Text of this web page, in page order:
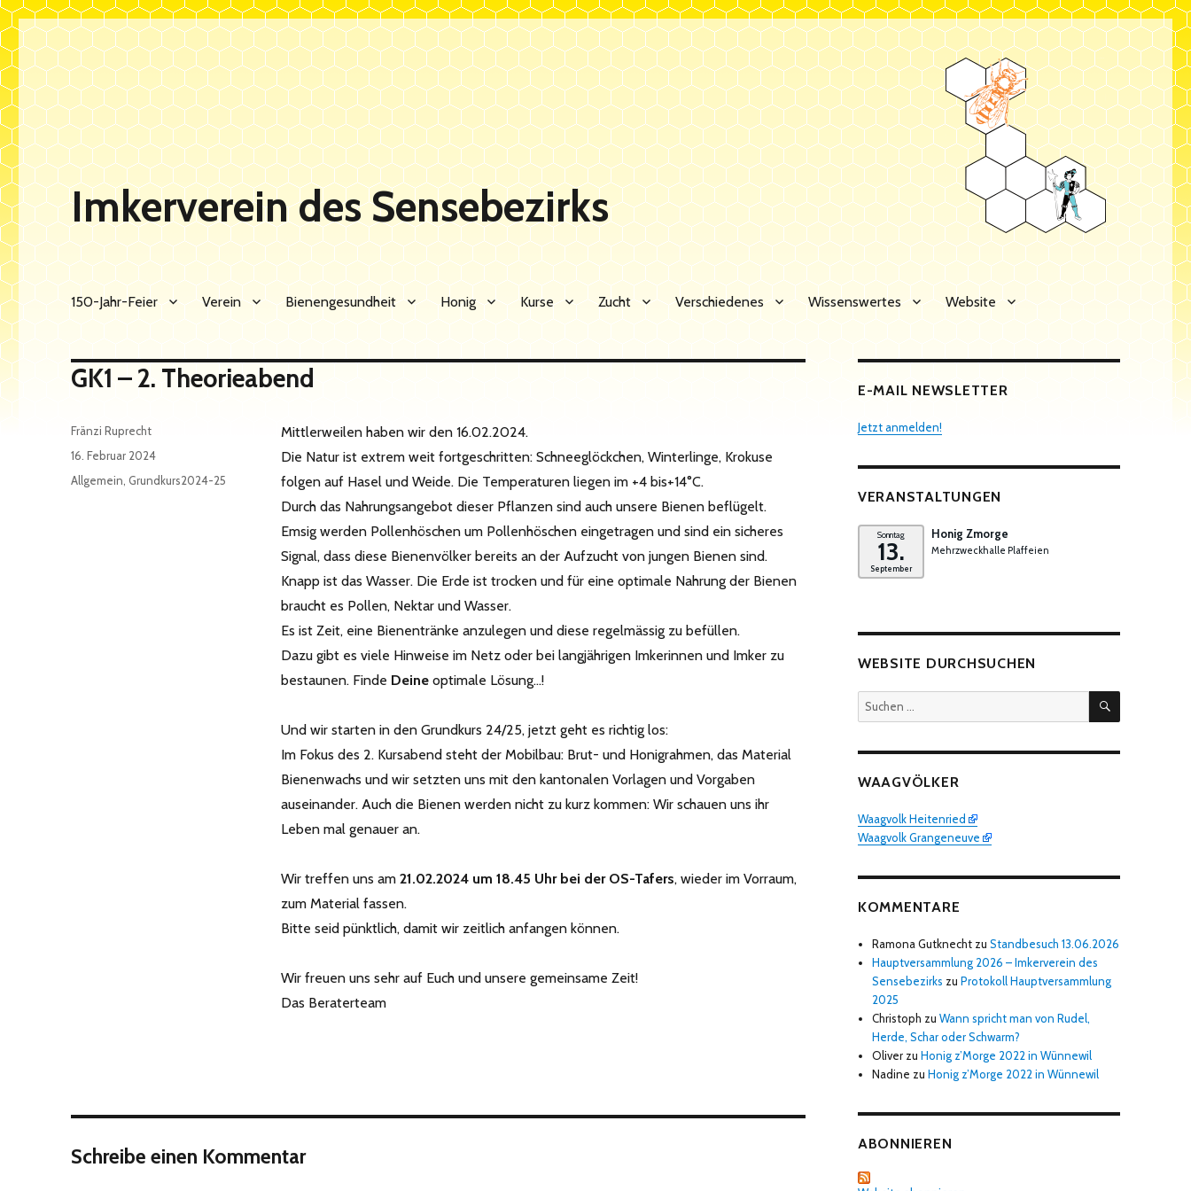
Imkerverein des Sensebezirks
150-Jahr-Feier Verein Bienengesundheit Honig Kurse Zucht Verschiedenes Wissenswertes Website
GK1 – 2. Theorieabend
Mittlerweilen haben wir den 16.02.2024.
Die Natur ist extrem weit fortgeschritten: Schneeglöckchen, Winterlinge, Krokuse
folgen auf Hasel und Weide. Die Temperaturen liegen im +4 bis+14°C.
Durch das Nahrungsangebot dieser Pflanzen sind auch unsere Bienen beflügelt.
Emsig werden Pollenhöschen um Pollenhöschen eingetragen und sind ein sicheres
Signal, dass diese Bienenvölker bereits an der Aufzucht von jungen Bienen sind.
Knapp ist das Wasser. Die Erde ist trocken und für eine optimale Nahrung der Bienen
braucht es Pollen, Nektar und Wasser.
Es ist Zeit, eine Bienentränke anzulegen und diese regelmässig zu befüllen.
Dazu gibt es viele Hinweise im Netz oder bei langjährigen Imkerinnen und Imker zu
bestaunen. Finde Deineoptimale Lösung…!
Und wir starten in den Grundkurs 24/25, jetzt geht es richtig los:
Im Fokus des 2. Kursabend steht der Mobilbau: Brut- und Honigrahmen, das Material
Bienenwachs und wir setzten uns mit den kantonalen Vorlagen und Vorgaben
auseinander. Auch die Bienen werden nicht zu kurz kommen: Wir schauen uns ihr
Leben mal genauer an.
Wir treffen uns am 21.02.2024 um 18.45 Uhr bei der OS-Tafers, wieder im Vorraum,
zum Material fassen.
Bitte seid pünktlich, damit wir zeitlich anfangen können.
Wir freuen uns sehr auf Euch und unsere gemeinsame Zeit!
Das Beraterteam
Autor
Fränzi Ruprecht
Veröffentlicht
am
16. Februar 2024
Kategorien
Allgemein, Grundkurs2024-25
Schreibe einen Kommentar
E-MAIL NEWSLETTER
Jetzt anmelden!
VERANSTALTUNGEN
Sonntag
13.
September
Honig Zmorge
Mehrzweckhalle Plaffeien
WEBSITE DURCHSUCHEN
Suchen
SUCHEN
WAAGVÖLKER
Waagvolk Heitenried
Waagvolk Grangeneuve
KOMMENTARE
Ramona Gutknecht zuStandbesuch 13.06.2026
Hauptversammlung 2026 – Imkerverein des
Sensebezirks zuProtokoll Hauptversammlung
2025
Christoph zuWann spricht man von Rudel,
Herde, Schar oder Schwarm?
Oliver zuHonig z’Morge 2022 in Wünnewil
Nadine zuHonig z’Morge 2022 in Wünnewil
ABONNIEREN